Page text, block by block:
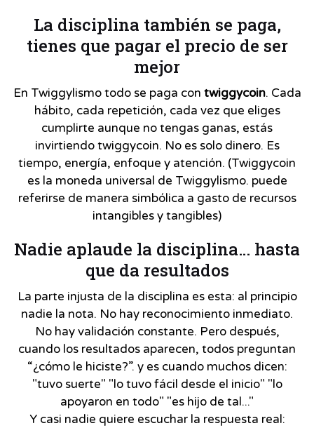
La disciplina también se paga,
tienes que pagar el precio de ser
mejor
En Twiggylismo todo se paga con twiggycoin. Cada
hábito, cada repetición, cada vez que eliges
cumplirte aunque no tengas ganas, estás
invirtiendo twiggycoin. No es solo dinero. Es
tiempo, energía, enfoque y atención. (Twiggycoin
es la moneda universal de Twiggylismo. puede
referirse de manera simbólica a gasto de recursos
intangibles y tangibles)
Nadie aplaude la disciplina… hasta
que da resultados
La parte injusta de la disciplina es esta: al principio
nadie la nota. No hay reconocimiento inmediato.
No hay validación constante. Pero después,
cuando los resultados aparecen, todos preguntan
“¿cómo le hiciste?”. y es cuando muchos dicen:
"tuvo suerte" "lo tuvo fácil desde el inicio" "lo
apoyaron en todo" "es hijo de tal..."
Y casi nadie quiere escuchar la respuesta real: